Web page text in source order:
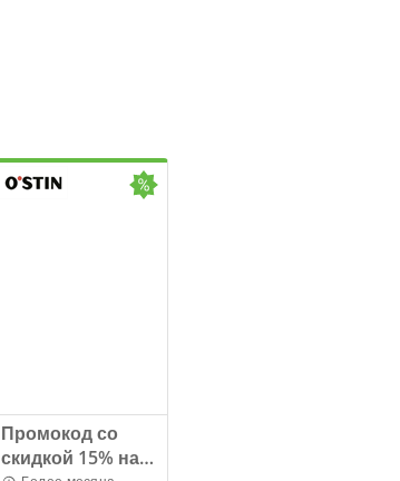
Промокод со
скидкой 15% на